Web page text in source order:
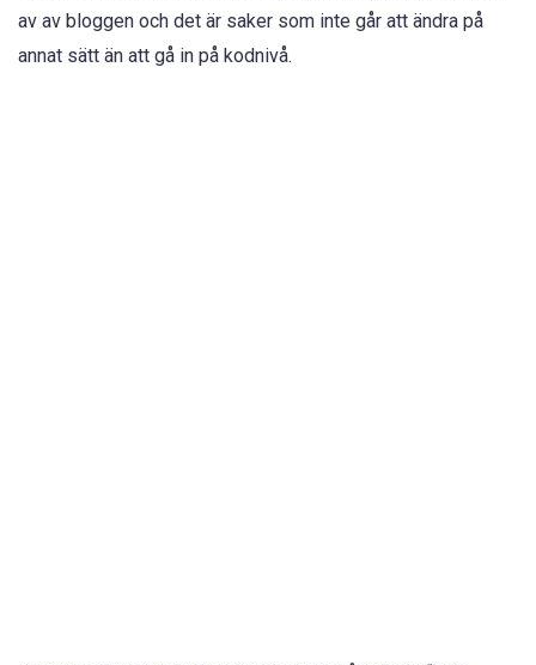
av av bloggen och det är saker som inte går att ändra på
annat sätt än att gå in på kodnivå.